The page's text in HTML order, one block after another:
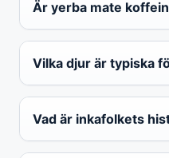
Är yerba mate
Vilka djur är typiska
Vad är inkafolkets